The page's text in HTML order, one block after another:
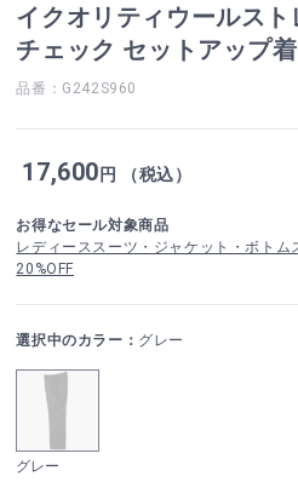
イクオリティウールス
チェック セットアップ
品番：G242S960
17,600円 （税込）
お得なセール対象商品
レディーススーツ・ジャケット・ボト
20%OFF
選択中のカラー： グレー
グレー